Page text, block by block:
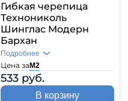
Гибкая черепица
Технониколь
Шинглас Модерн
Бархан
Цена заМ2
533 руб.
Подробнее
В корзину